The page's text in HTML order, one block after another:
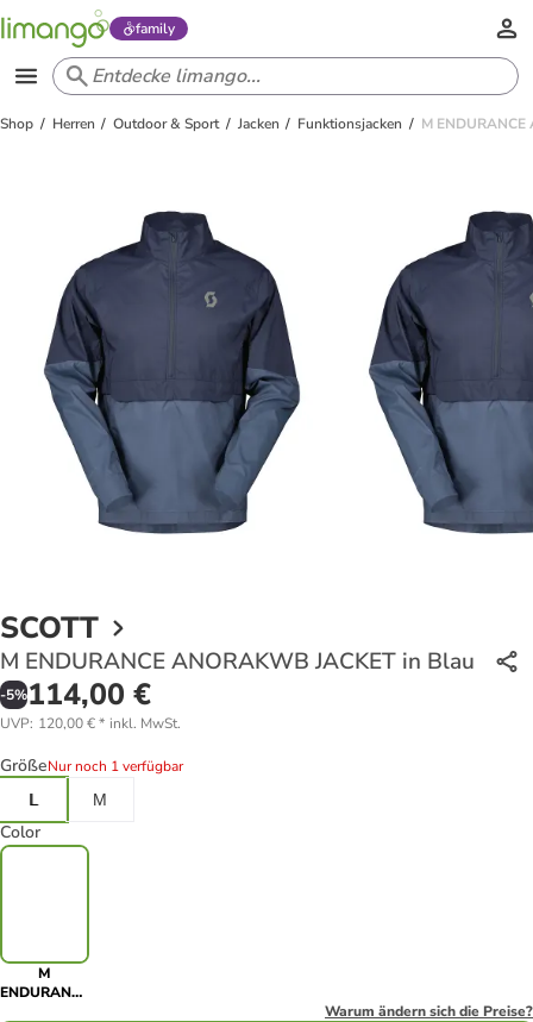
family
Shop Herren Outdoor & Sport Jacken Funktionsjacken M
SCOTT
M ENDURANCE ANORAKWB JACKET in Blau
-5%114,00 €
UVP: 120,00 €* inkl. MwSt.
GrößeNur noch 1 verfügbar
L
M
Color
M
ENDURANCE
Warum ändern sich die Preise?